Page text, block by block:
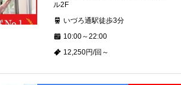
ル2F
いづろ通駅徒歩3分
10:00～22:00
12,250円/回～